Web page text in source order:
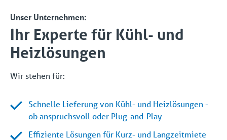
Unser Unternehmen:
Ihr Experte für Kühl- und
Heizlösungen
Wir stehen für:
Schnelle Lieferung von Kühl- und Heizlösungen -
ob anspruchsvoll oder Plug-and-Play
Effiziente Lösungen für Kurz- und Langzeitmiete